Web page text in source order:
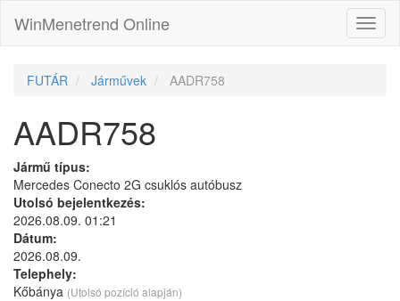
WinMenetrend Online
FUTÁR Járművek AADR758
AADR758
Jármű típus:
Mercedes Conecto 2G csuklós autóbusz
Utolsó bejelentkezés:
2026.08.09. 01:21
Dátum:
2026.08.09.
Telephely:
Kőbánya (Utolsó pozíció alapján)